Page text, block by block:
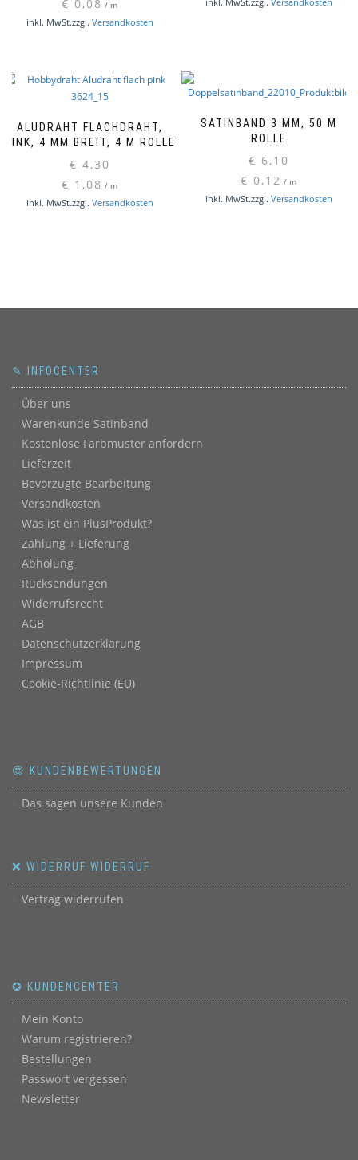
€ 0,08 / m
inkl. MwSt.zzgl. Versandkosten
ALUDRAHT FLACHDRAHT,
PINK, 4 MM BREIT, 4 M ROLLE
€ 4,30
€ 1,08 / m
inkl. MwSt.zzgl. Versandkosten
SATINBAND 3 MM, 50 M
ROLLE
€ 6,10
€ 0,12 / m
inkl. MwSt.zzgl. Versandkosten
✎ INFOCENTER
Über uns
Warenkunde Satinband
Kostenlose Farbmuster anfordern
Lieferzeit
Bevorzugte Bearbeitung
Versandkosten
Was ist ein PlusProdukt?
Zahlung + Lieferung
Abholung
Rücksendungen
Widerrufsrecht
AGB
Datenschutzerklärung
Impressum
Cookie-Richtlinie (EU)
😍 KUNDENBEWERTUNGEN
Das sagen unsere Kunden
❌ WIDERRUF WIDERRUF
Vertrag widerrufen
✪ KUNDENCENTER
Mein Konto
Warum registrieren?
Bestellungen
Passwort vergessen
Newsletter